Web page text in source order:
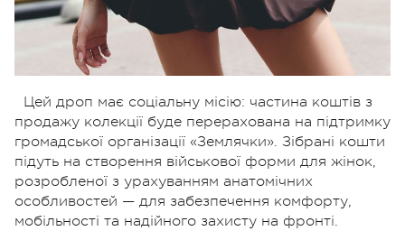
Цей дроп має соціальну місію: частина коштів з
продажу колекції буде перерахована на підтримку
громадської організації «Землячки». Зібрані кошти
підуть на створення військової форми для жінок,
розробленої з урахуванням анатомічних
особливостей — для забезпечення комфорту,
мобільності та надійного захисту на фронті.